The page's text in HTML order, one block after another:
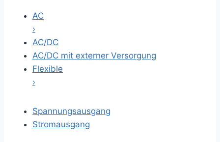
AC
›
AC/DC
AC/DC mit externer Versorgung
Flexible
›
Spannungsausgang
Stromausgang